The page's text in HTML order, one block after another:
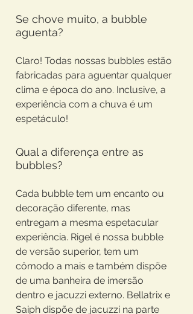
Se chove muito, a bubble
aguenta?
Claro! Todas nossas bubbles estão
fabricadas para aguentar qualquer
clima e época do ano. Inclusive, a
experiência com a chuva é um
espetáculo!
Qual a diferença entre as
bubbles?
Cada bubble tem um encanto ou
decoração diferente, mas
entregam a mesma espetacular
experiência. Rigel é nossa bubble
de versão superior, tem um
cômodo a mais e também dispõe
de uma banheira de imersão
dentro e jacuzzi externo. Bellatrix e
Saiph dispõe de jacuzzi na parte